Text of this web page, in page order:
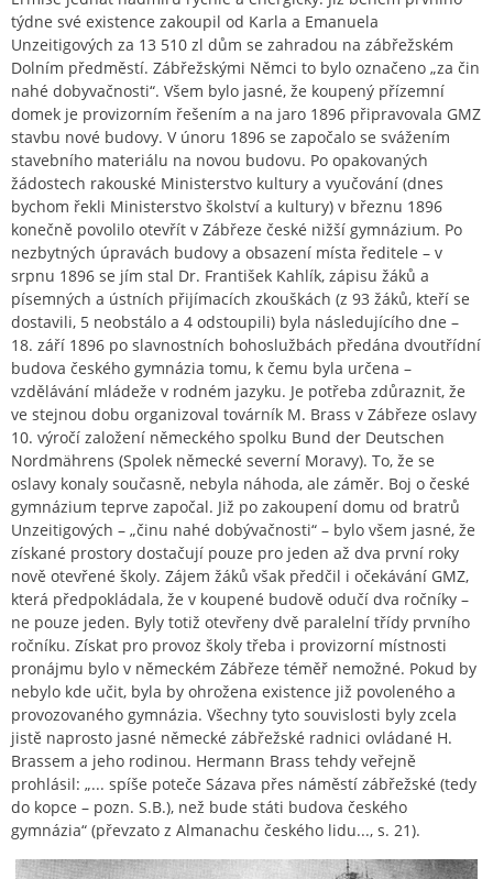
týdne své existence zakoupil od Karla a Emanuela
Unzeitigových za 13 510 zl dům se zahradou na zábřežském
Dolním předměstí. Zábřežskými Němci to bylo označeno „za čin
nahé dobyvačnosti“. Všem bylo jasné, že koupený přízemní
domek je provizorním řešením a na jaro 1896 připravovala GMZ
stavbu nové budovy. V únoru 1896 se započalo se svážením
stavebního materiálu na novou budovu. Po opakovaných
žádostech rakouské Ministerstvo kultury a vyučování (dnes
bychom řekli Ministerstvo školství a kultury) v březnu 1896
konečně povolilo otevřít v Zábřeze české nižší gymnázium. Po
nezbytných úpravách budovy a obsazení místa ředitele – v
srpnu 1896 se jím stal Dr. František Kahlík, zápisu žáků a
písemných a ústních přijímacích zkouškách (z 93 žáků, kteří se
dostavili, 5 neobstálo a 4 odstoupili) byla následujícího dne –
18. září 1896 po slavnostních bohoslužbách předána dvoutřídní
budova českého gymnázia tomu, k čemu byla určena –
vzdělávání mládeže v rodném jazyku. Je potřeba zdůraznit, že
ve stejnou dobu organizoval továrník M. Brass v Zábřeze oslavy
10. výročí založení německého spolku Bund der Deutschen
Nordmährens (Spolek německé severní Moravy). To, že se
oslavy konaly současně, nebyla náhoda, ale záměr. Boj o české
gymnázium teprve započal. Již po zakoupení domu od bratrů
Unzeitigových – „činu nahé dobývačnosti“ – bylo všem jasné, že
získané prostory dostačují pouze pro jeden až dva první roky
nově otevřené školy. Zájem žáků však předčil i očekávání GMZ,
která předpokládala, že v koupené budově odučí dva ročníky –
ne pouze jeden. Byly totiž otevřeny dvě paralelní třídy prvního
ročníku. Získat pro provoz školy třeba i provizorní místnosti
pronájmu bylo v německém Zábřeze téměř nemožné. Pokud by
nebylo kde učit, byla by ohrožena existence již povoleného a
provozovaného gymnázia. Všechny tyto souvislosti byly zcela
jistě naprosto jasné německé zábřežské radnici ovládané H.
Brassem a jeho rodinou. Hermann Brass tehdy veřejně
prohlásil: „... spíše poteče Sázava přes náměstí zábřežské (tedy
do kopce – pozn. S.B.), než bude státi budova českého
gymnázia“ (převzato z Almanachu českého lidu..., s. 21).